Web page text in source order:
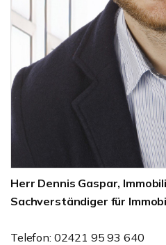
Herr Dennis Gaspar,
Sachverständiger für
Telefon: 02421 95 93 640